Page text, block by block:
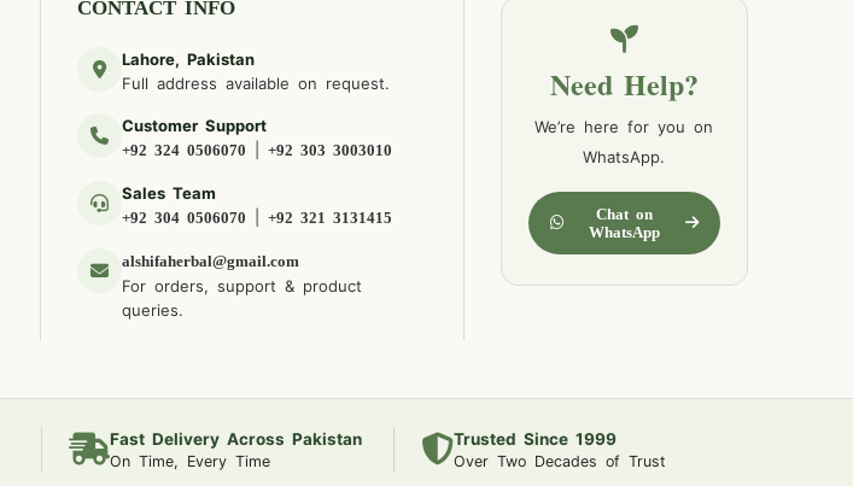
CONTACT INFO
Lahore, Pakistan
Full address available on request.
Customer Support
+92 324 0506070 |+92 303 3003010
Sales Team
+92 304 0506070 |+92 321 3131415
alshifaherbal@gmail.com
For orders, support & product
queries.
Need Help?
We’re here for you on
WhatsApp.
Chat on
WhatsApp
Fast Delivery Across Pakistan
On Time, Every Time
Trusted Since 1999
Over Two Decades of Trust